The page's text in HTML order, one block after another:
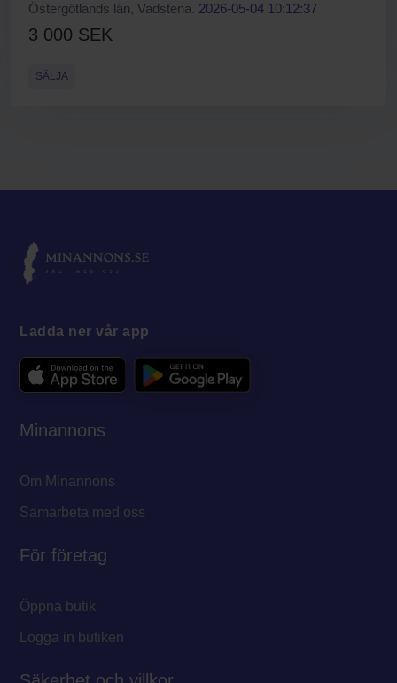
Östergötlands län, Vadstena. 2026-05-04 10:12:37
3 000 SEK
SÄLJA
Ladda ner vår app
Minannons
Om Minannons
Samarbeta med oss
För företag
Öppna butik
Logga in butiken